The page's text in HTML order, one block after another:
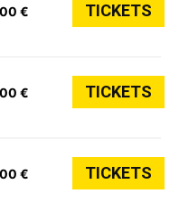
€ TICKETS
€ TICKETS
€ TICKETS